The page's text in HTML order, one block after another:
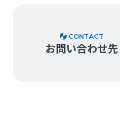
お問い合わせ先
CONTACT